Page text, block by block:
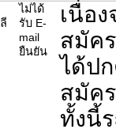
ไม่ได้
รับ E-
mail
ยืนยัน
เนื่อ
สมัค
ได้ป
สมัค
ทั้งนี้